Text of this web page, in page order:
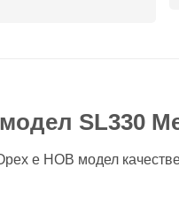
SL330
е НОВ модел